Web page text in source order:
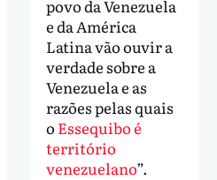
povo da Venezuela
e da América
Latina vão ouvir a
verdade sobre a
Venezuela e as
razões pelas quais
o Essequibo é
território
venezuelano”.